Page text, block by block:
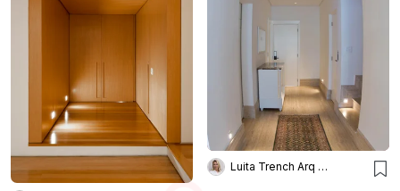
Luita Trench Arq & Interiores